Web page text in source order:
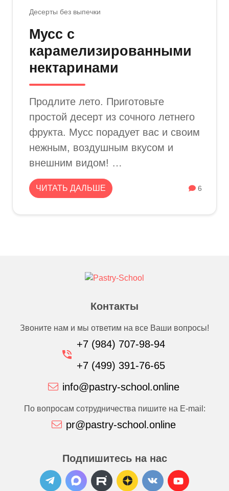
Десерты без выпечки
Мусс с
карамелизированными
нектаринами
Продлите лето. Приготовьте
простой десерт из сочного летнего
фрукта. Мусс порадует вас и своим
нежным, воздушным вкусом и
внешним видом! …
ЧИТАТЬ ДАЛЬШЕ 6
Контакты
Звоните нам и мы ответим на все Ваши вопросы!
+7 (984) 707-98-94
+7 (499) 391-76-65
info@pastry-school.online
По вопросам сотрудничества пишите на E-mail:
pr@pastry-school.online
Подпишитесь на нас